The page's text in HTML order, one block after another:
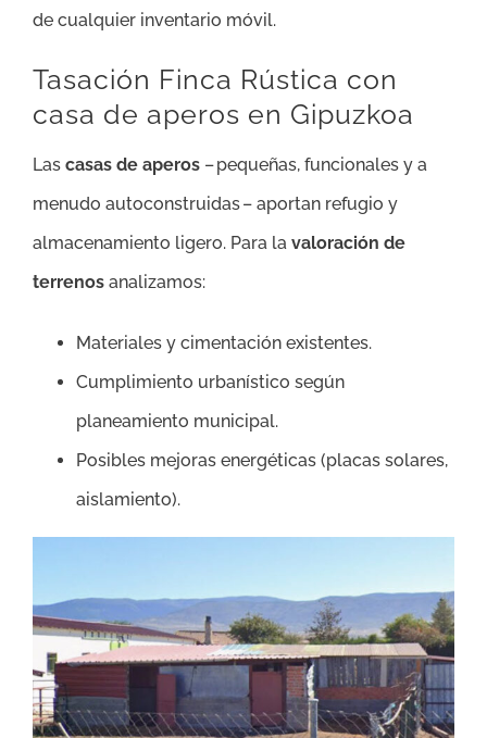
de cualquier inventario móvil.
Tasación Finca Rústica con
casa de aperos en Gipuzkoa
Las casas de aperos – pequeñas, funcionales y a
menudo autoconstruidas – aportan refugio y
almacenamiento ligero. Para la valoración de
terrenos analizamos:
Materiales y cimentación existentes.
Cumplimiento urbanístico según
planeamiento municipal.
Posibles mejoras energéticas (placas solares,
aislamiento).